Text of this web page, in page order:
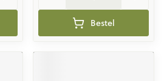
Bestel